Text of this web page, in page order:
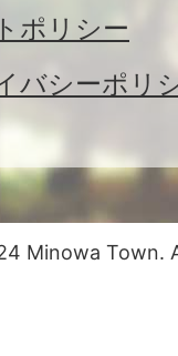
ポリシー
バシーポリ
Minowa Town.